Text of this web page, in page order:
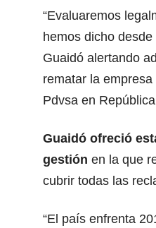
“Evaluaremos
hemos dicho
Guaidó alertando
rematar la
Pdvsa en
Guaidó ofreció
gestión en la que
cubrir todas las
“El país enfrenta